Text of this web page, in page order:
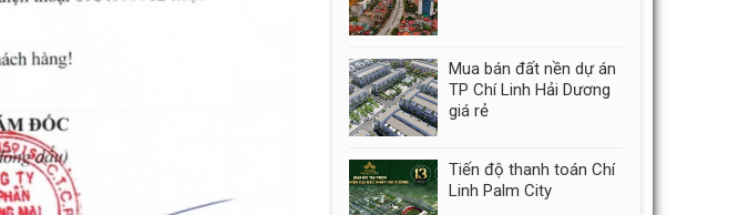
Mua bán đất nền dự án
TP Chí Linh Hải Dương
giá rẻ
Tiến độ thanh toán Chí
Linh Palm City